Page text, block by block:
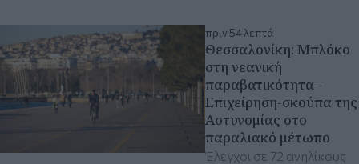
πριν 54 λεπτά
Θεσσαλονίκη: Μπλόκο
στη νεανική
παραβατικότητα -
Επιχείρηση-σκούπα της
Αστυνομίας στο
παραλιακό μέτωπο
Έλεγχοι σε 72 ανηλίκους